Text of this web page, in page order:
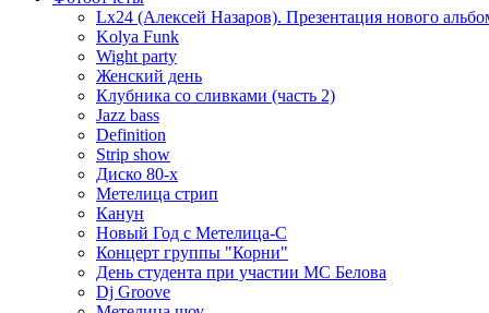
Lx24 (Алексей Назаров). Презентация нового
Kolya Funk
Wight party
Женский день
Клубника со сливками (часть 2)
Jazz bass
Definition
Strip show
Диско 80-х
Метелица стрип
Канун
Новый Год с Метелица-С
Концерт группы "Корни"
День студента при участии МС Белова
Dj Groove